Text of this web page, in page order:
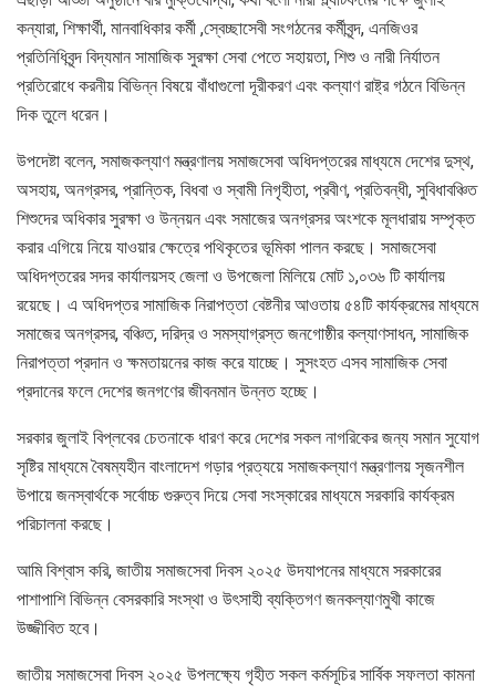
কন্যারা, শিক্ষার্থী, মানবাধিকার কর্মী ,স্বেচ্ছাসেবী সংগঠনের কর্মীবৃন্দ, এনজিওর
প্রতিনিধিবৃন্দ বিদ্যমান সামাজিক সুরক্ষা সেবা পেতে সহায়তা, শিশু ও নারী নির্যাতন
প্রতিরোধে করনীয় বিভিন্ন বিষয়ে বাঁধাগুলো দূরীকরণ এবং কল্যাণ রাষ্ট্র গঠনে বিভিন্ন
দিক তুলে ধরেন।
উপদেষ্টা বলেন, সমাজকল্যাণ মন্ত্রণালয় সমাজসেবা অধিদপ্তরের মাধ্যমে দেশের দুস্থ,
অসহায়, অনগ্রসর, প্রান্তিক, বিধবা ও স্বামী নিগৃহীতা, প্রবীণ, প্রতিবন্ধী, সুবিধাবঞ্চিত
শিশুদের অধিকার সুরক্ষা ও উন্নয়ন এবং সমাজের অনগ্রসর অংশকে মূলধারায় ‍সম্পৃক্ত
করার এগিয়ে নিয়ে যাওয়ার ক্ষেত্রে পথিকৃতের ভূমিকা পালন করছে। সমাজসেবা
অধিদপ্তরের সদর কার্যালয়সহ জেলা ও উপজেলা মিলিয়ে মোট ১,০৩৬ টি কার্যালয়
রয়েছে। এ অধিদপ্তর সামাজিক নিরাপত্তা বেষ্টনীর আওতায় ৫৪টি কার্যক্রমের মাধ্যমে
সমাজের অনগ্রসর, বঞ্চিত, দরিদ্র ও সমস্যাগ্রস্ত জনগোষ্ঠীর কল্যাণসাধন, সামাজিক
নিরাপত্তা প্রদান ও ক্ষমতায়নের কাজ করে যাচ্ছে। সুসংহত এসব সামাজিক সেবা
প্রদানের ফলে দেশের জনগণের জীবনমান উন্নত হচ্ছে।
সরকার জুলাই বিপ্লবের চেতনাকে ধারণ করে দেশের সকল নাগরিকের জন্য সমান সুযোগ
সৃষ্টির মাধ্যমে বৈষম্যহীন বাংলাদেশ গড়ার প্রত্যয়ে সমাজকল্যাণ মন্ত্রণালয় সৃজনশীল
উপায়ে জনস্বার্থকে সর্বোচ্চ গুরুত্ব দিয়ে সেবা সংস্কারের মাধ্যমে সরকারি কার্যক্রম
পরিচালনা করছে।
আমি বিশ্বাস করি, জাতীয় সমাজসেবা দিবস ২০২৫ উদযাপনের মাধ্যমে সরকারের
পাশাপাশি বিভিন্ন বেসরকারি সংস্থা ও উৎসাহী ব্যক্তিগণ জনকল্যাণমুখী কাজে
উজ্জীবিত হবে।
জাতীয় সমাজসেবা দিবস ২০২৫ উপলক্ষ্যে গৃহীত সকল কর্মসূচির সার্বিক সফলতা কামনা